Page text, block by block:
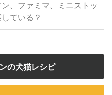
、ファミマ、ミニストッ
ている？
の犬猫レシピ